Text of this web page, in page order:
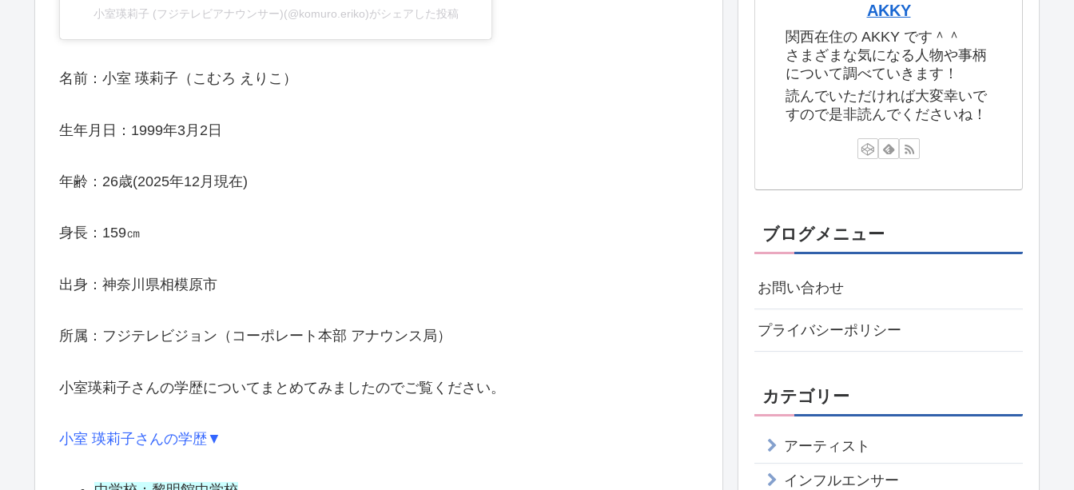
小室瑛莉子 (フジテレビアナウンサー)(@komuro.eriko)がシェアした投稿
名前：小室 瑛莉子（こむろ えりこ）
生年月日：1999年3月2日
年齢：26歳(2025年12月現在)
身長：159㎝
出身：神奈川県相模原市
所属：フジテレビジョン（コーポレート本部 アナウンス局）
小室瑛莉子さんの学歴についてまとめてみましたのでご覧ください。
小室 瑛莉子さんの学歴▼
AKKY
関西在住の AKKY です＾＾
さまざまな気になる人物や事柄
について調べていきます！
読んでいただければ大変幸いで
すので是非読んでくださいね！
ブログメニュー
お問い合わせ
プライバシーポリシー
カテゴリー
アーティスト
インフルエンサー